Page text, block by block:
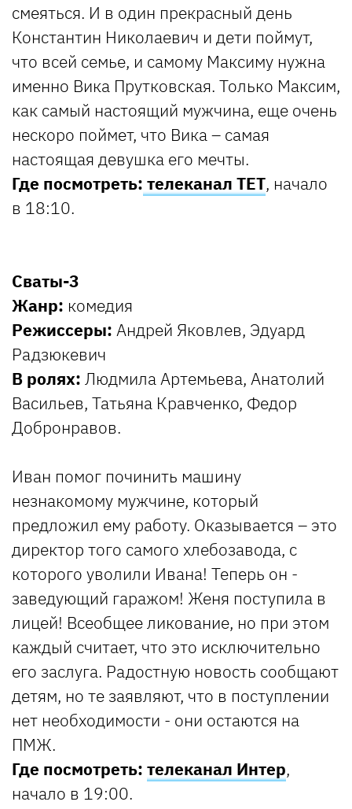
смеяться. И в один прекрасный день
Константин Николаевич и дети поймут,
что всей семье, и самому Максиму нужна
именно Вика Прутковская. Только Максим,
как самый настоящий мужчина, еще очень
нескоро поймет, что Вика – самая
настоящая девушка его мечты.
Где посмотреть: телеканал ТЕТ, начало
в 18:10.
Сваты-3
Жанр: комедия
Режиссеры: Андрей Яковлев, Эдуард
Радзюкевич
В ролях: Людмила Артемьева, Анатолий
Васильев, Татьяна Кравченко, Федор
Добронравов.
Иван помог починить машину
незнакомому мужчине, который
предложил ему работу. Оказывается – это
директор того самого хлебозавода, с
которого уволили Ивана! Теперь он -
заведующий гаражом! Женя поступила в
лицей! Всеобщее ликование, но при этом
каждый считает, что это исключительно
его заслуга. Радостную новость сообщают
детям, но те заявляют, что в поступлении
нет необходимости - они остаются на
ПМЖ.
Где посмотреть: телеканал Интер,
начало в 19:00.